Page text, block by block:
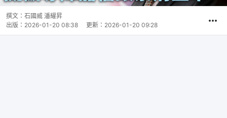
撰文： 石國威 潘耀昇
出版： 2026-01-20 08:38 更新： 2026-01-20 09:28